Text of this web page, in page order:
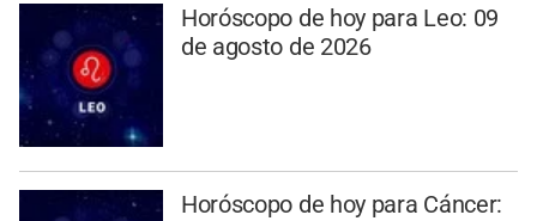
Horóscopo de hoy para Leo: 09
de agosto de 2026
Horóscopo de hoy para Cáncer: